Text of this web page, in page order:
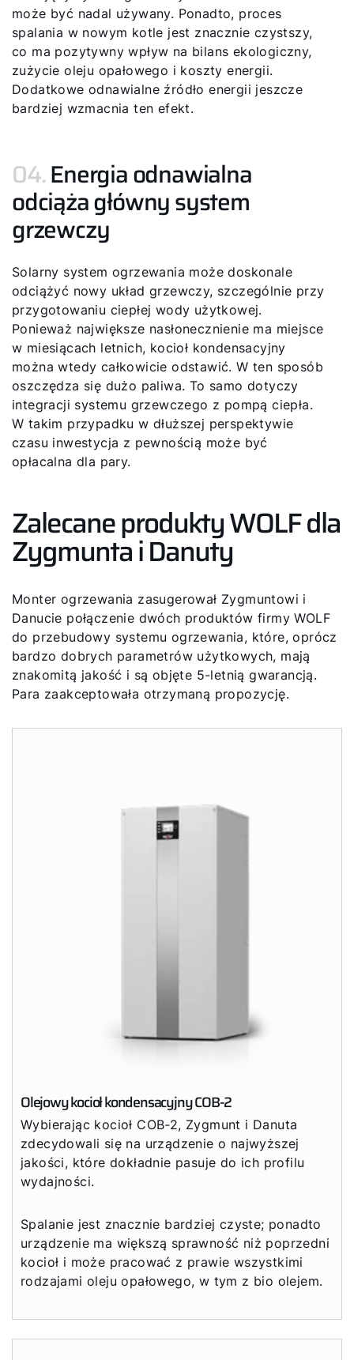
może być nadal używany. Ponadto, proces
spalania w nowym kotle jest znacznie czystszy,
co ma pozytywny wpływ na bilans ekologiczny,
zużycie oleju opałowego i koszty energii.
Dodatkowe odnawialne źródło energii jeszcze
bardziej wzmacnia ten efekt.
04.Energia odnawialna
odciąża główny system
grzewczy
Solarny system ogrzewania może doskonale
odciążyć nowy układ grzewczy, szczególnie przy
przygotowaniu ciepłej wody użytkowej.
Ponieważ największe nasłonecznienie ma miejsce
w miesiącach letnich, kocioł kondensacyjny
można wtedy całkowicie odstawić. W ten sposób
oszczędza się dużo paliwa. To samo dotyczy
integracji systemu grzewczego z pompą ciepła.
W takim przypadku w dłuższej perspektywie
czasu inwestycja z pewnością może być
opłacalna dla pary.
Zalecane produkty WOLF dla
Zygmunta i Danuty
Monter ogrzewania zasugerował Zygmuntowi i
Danucie połączenie dwóch produktów firmy WOLF
do przebudowy systemu ogrzewania, które, oprócz
bardzo dobrych parametrów użytkowych, mają
znakomitą jakość i są objęte 5-letnią gwarancją.
Para zaakceptowała otrzymaną propozycję.
Olejowy kocioł kondensacyjny COB-2
Wybierając kocioł COB-2, Zygmunt i Danuta
zdecydowali się na urządzenie o najwyższej
jakości, które dokładnie pasuje do ich profilu
wydajności.
Spalanie jest znacznie bardziej czyste; ponadto
urządzenie ma większą sprawność niż poprzedni
kocioł i może pracować z prawie wszystkimi
rodzajami oleju opałowego, w tym z bio olejem.
Cześć!
Znajdź swojego eksperta
Kariera
O nas
Kontakt